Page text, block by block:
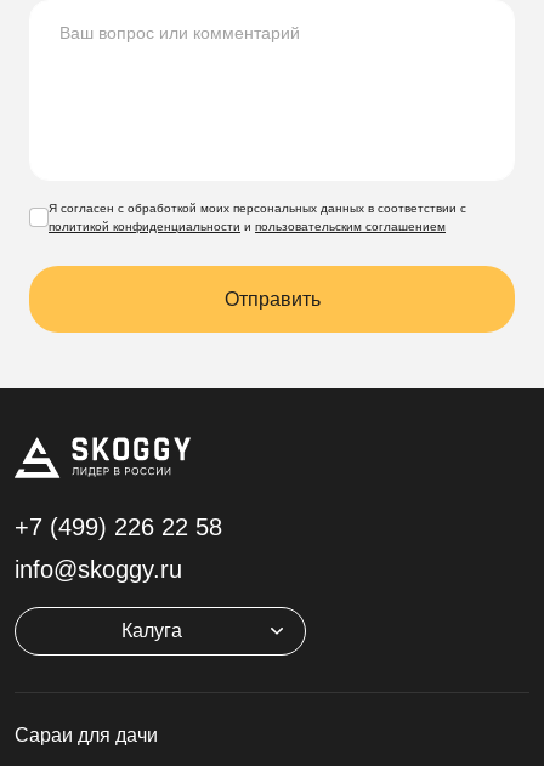
Я согласен с обработкой моих персональных данных в соответствии с
политикой конфиденциальности и пользовательским соглашением
Отправить
+7 (499) 226 22 58
info@skoggy.ru
Калуга
Cараи для дачи